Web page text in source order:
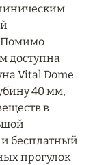
Помимо
доступна
Vital Dome
40 мм,
в
бесплатный
прогулок